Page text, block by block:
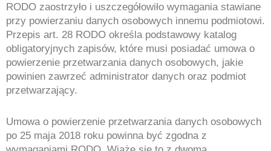
RODO zaostrzyło i uszczegółowiło wymagania stawiane
przy powierzaniu danych osobowych innemu podmiotowi.
Przepis art. 28 RODO określa podstawowy katalog
obligatoryjnych zapisów, które musi posiadać umowa o
powierzenie przetwarzania danych osobowych, jakie
powinien zawrzeć administrator danych oraz podmiot
przetwarzający.
Umowa o powierzenie przetwarzania danych osobowych
po 25 maja 2018 roku powinna być zgodna z